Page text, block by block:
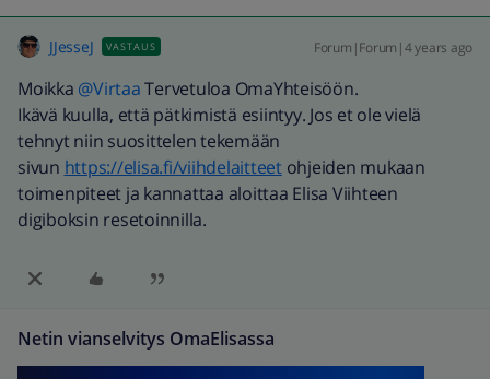
JJesseJ VASTAUS Forum|Forum|4 years ago
Moikka @VirtaaTervetuloa OmaYhteisöön.
Ikävä kuulla, että pätkimistä esiintyy. Jos et ole vielä
tehnyt niin suosittelen tekemään
sivun https://elisa.fi/viihdelaitteetohjeiden mukaan
toimenpiteet ja kannattaa aloittaa Elisa Viihteen
digiboksin resetoinnilla.
Netin vianselvitys OmaElisassa